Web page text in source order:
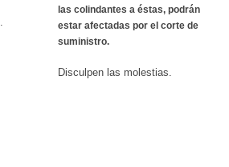
las colindantes a éstas, podrán
estar afectadas por el corte de
suministro.
Disculpen las molestias.